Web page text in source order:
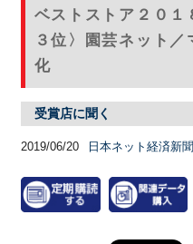
ベストストア２０
３位〉園芸ネット／
化
受賞店に聞く
2019/06/20 日本ネット経済新聞